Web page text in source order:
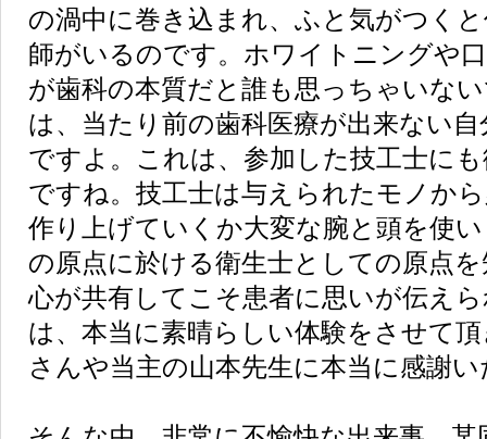
の渦中に巻き込まれ、ふと気がつく
師がいるのです。ホワイトニングや
が歯科の本質だと誰も思っちゃいな
は、当たり前の歯科医療が出来ない
ですよ。これは、参加した技工士に
ですね。技工士は与えられたモノか
作り上げていくか大変な腕と頭を使
の原点に於ける衛生士としての原点
心が共有してこそ患者に思いが伝え
は、本当に素晴らしい体験をさせて
さんや当主の山本先生に本当に感謝